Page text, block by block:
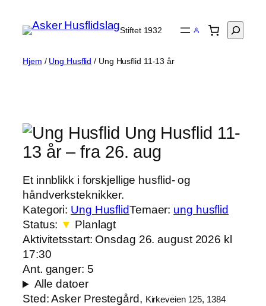
Stiftet 1932 Søk
Hjem / Ung Husflid / Ung Husflid 11-13 år
Ung Husflid 11-
13 år– fra 26. aug
Et innblikk i forskjellige husflid- og
håndverksteknikker.
Kategori: Ung HusflidTemaer: ung husflid
Status: ▼ Planlagt
Aktivitetsstart: Onsdag 26. august 2026 kl
17:30
Ant. ganger: 5
Alle datoer
Sted:Asker Prestegård, Kirkeveien 125, 1384